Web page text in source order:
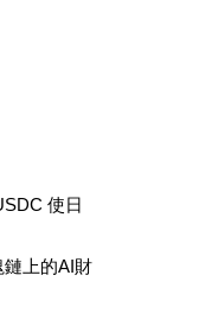
使日
上的AI財